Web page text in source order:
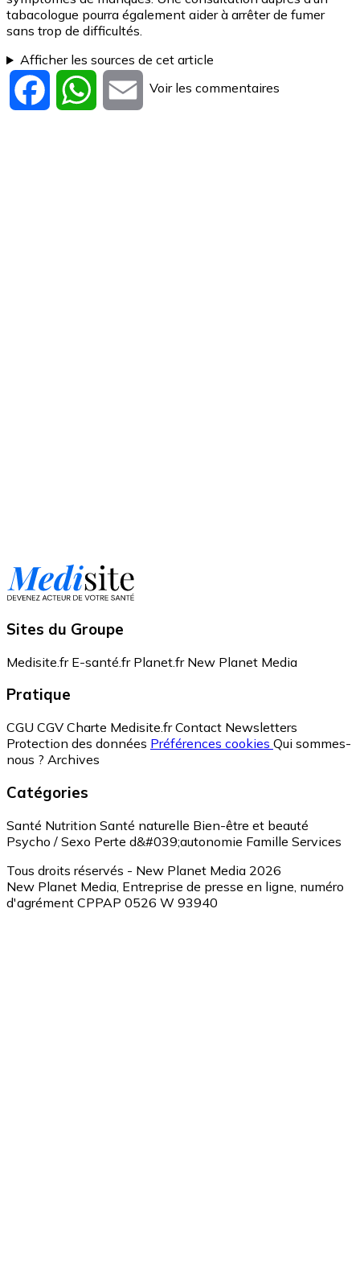
tabacologue pourra également aider à arrêter de fumer
sans trop de difficultés.
Afficher les sources de cet article
Facebook WhatsApp
Email
Voir les commentaires
Sites du Groupe
Medisite.fr E-santé.fr Planet.fr New Planet Media
Pratique
CGU CGV Charte Medisite.fr Contact Newsletters
Protection des données Préférences cookies Qui sommes-
nous ? Archives
Catégories
Santé Nutrition Santé naturelle Bien-être et beauté
Psycho / Sexo Perte d&#039;autonomie Famille Services
Tous droits réservés - New Planet Media 2026
New Planet Media, Entreprise de presse en ligne, numéro
d'agrément CPPAP 0526 W 93940